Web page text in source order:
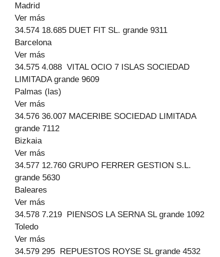
Madrid
Ver más
34.574 18.685 DUET FIT SL. grande 9311
Barcelona
Ver más
34.575 4.088 VITAL OCIO 7 ISLAS SOCIEDAD
LIMITADA grande 9609
Palmas (las)
Ver más
34.576 36.007 MACERIBE SOCIEDAD LIMITADA
grande 7112
Bizkaia
Ver más
34.577 12.760 GRUPO FERRER GESTION S.L.
grande 5630
Baleares
Ver más
34.578 7.219 PIENSOS LA SERNA SL grande 1092
Toledo
Ver más
34.579 295 REPUESTOS ROYSE SL grande 4532